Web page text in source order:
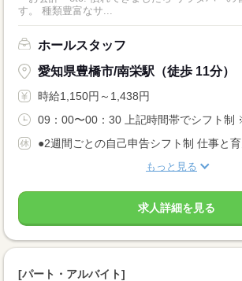
す。 種類豊富なサ...
ホールスタッフ
愛知県豊橋市/南栄駅（徒歩 11分）
時給1,150円～1,438円
09：00〜00：30 上記時間帯でシフト制
●2週間ごとの自己申告シフト制 仕事と育
もっと見る
求人詳細を見る
[パート・アルバイト]